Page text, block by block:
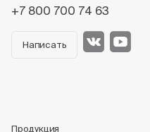
+7 800 700 74 63
Написать
Продукция